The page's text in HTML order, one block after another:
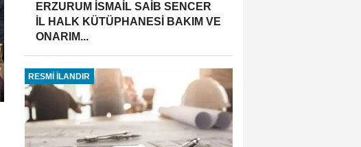
ERZURUM İSMAİL SAİB SENCER
İL HALK KÜTÜPHANESİ BAKIM VE
ONARIM...
RESMİ İLANDIR